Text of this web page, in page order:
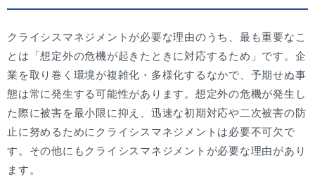
クライシスマネジメントが必要な理由のうち、最も重要なこ
とは「想定外の危機が起きたときに対応するため」です。企
業を取り巻く環境が複雑化・多様化するなかで、予期せぬ事
態は常に発生する可能性があります。想定外の危機が発生し
た際に被害を最小限に抑え、迅速な初期対応や二次被害の防
止に努めるためにクライシスマネジメントは必要不可欠で
す。その他にもクライシスマネジメントが必要な理由があり
ます。